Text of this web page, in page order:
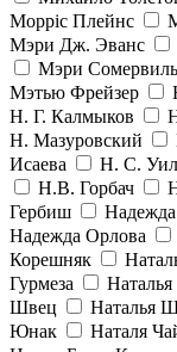
Морріс Плейнс
Мэри Дж. Эванс
Мэри Сомервиль
Мэтью Фрейзер
Н. Г. Калмыков
Н. Мазуровский
Исаева
Н. С.
Н.В. Горбач
Гербиш
Надежда Орлова
Корешняк
Гурмеза
Швец
Наталья
Юнак
Наталя